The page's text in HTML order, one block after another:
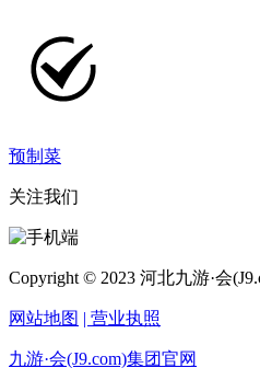
预制菜
关注我们
Copyright © 2023 河北九游·会
网站地图 | 营业执照
九游·会(J9.com)集团官网